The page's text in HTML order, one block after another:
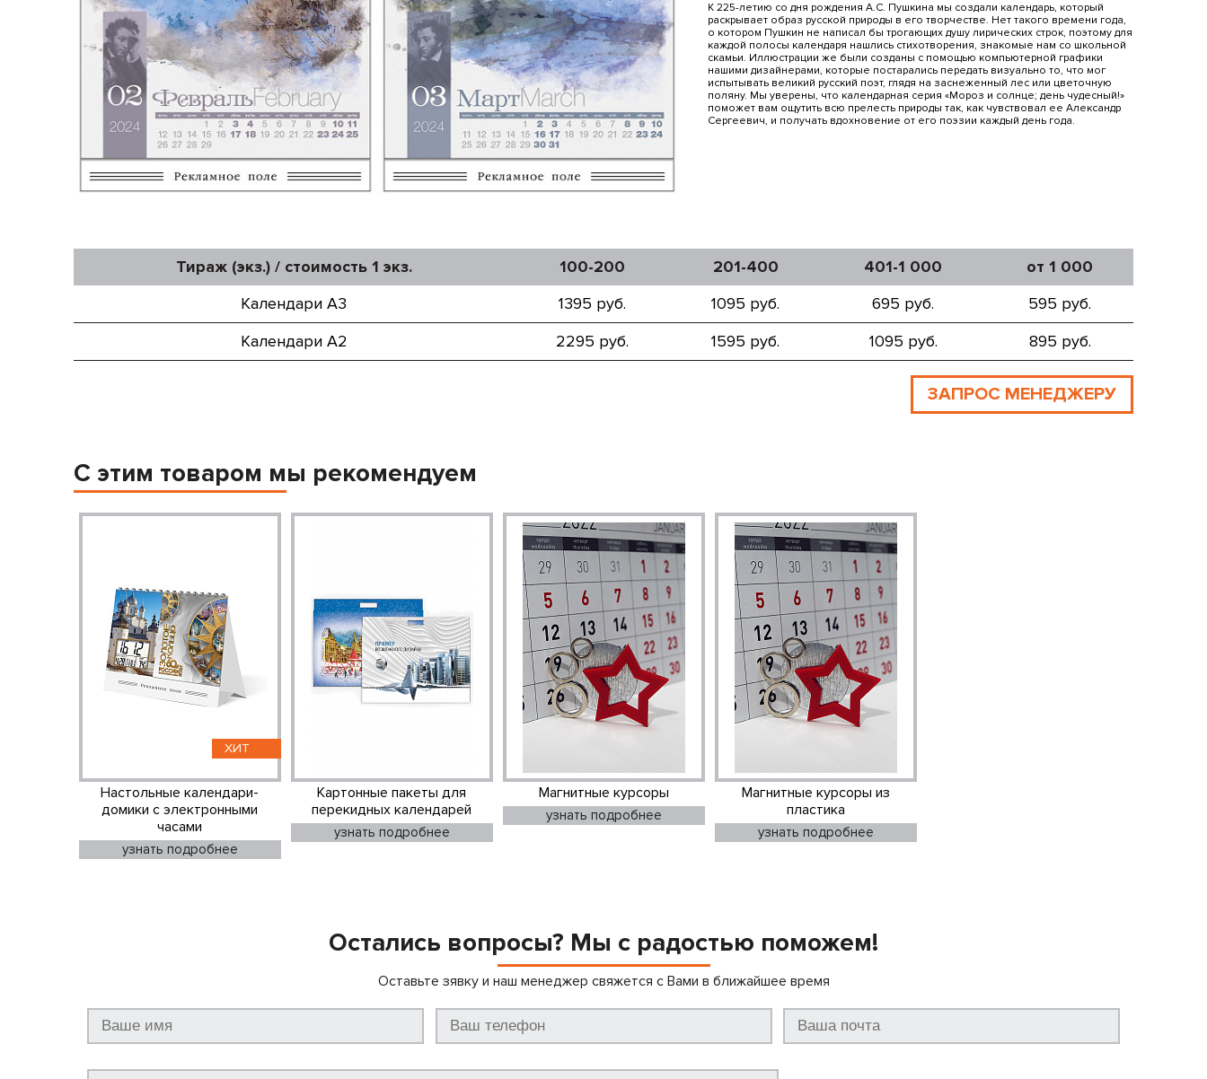
К 225-летию со дня рождения А.С. Пушкина мы создали календарь, который
раскрывает образ русской природы в его творчестве. Нет такого времени года,
о котором Пушкин не написал бы трогающих душу лирических строк, поэтому для
каждой полосы календаря нашлись стихотворения, знакомые нам со школьной
скамьи. Иллюстрации же были созданы с помощью компьютерной графики
нашими дизайнерами, которые постарались передать визуально то, что мог
испытывать великий русский поэт, глядя на заснеженный лес или цветочную
поляну. Мы уверены, что календарная серия «Мороз и солнце; день чудесный!»
поможет вам ощутить всю прелесть природы так, как чувствовал ее Александр
Сергеевич, и получать вдохновение от его поэзии каждый день года.
Тираж (экз.) / стоимость 1 экз. 100-200 201-400 401-1 000
от 1 000
Календари А3
1395 руб. 1095 руб. 695 руб.
595 руб.
Календари А2
2295 руб. 1595 руб. 1095 руб. 895 руб.
ЗАПРОС МЕНЕДЖЕРУ
С этим товаром мы рекомендуем
ХИТ
Настольные календари-
домики с электронными
часами
узнать подробнее
Картонные пакеты для
перекидных календарей
узнать подробнее
Магнитные курсоры
узнать подробнее
Магнитные курсоры из
пластика
узнать подробнее
Остались вопросы? Мы с радостью поможем!
Оставьте зявку и наш менеджер свяжется с Вами в ближайшее время